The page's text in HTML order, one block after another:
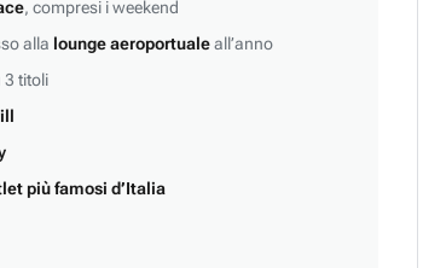
, compresi i weekend
alla lounge aeroportualeall’anno
3 titoli
più famosi d’Italia